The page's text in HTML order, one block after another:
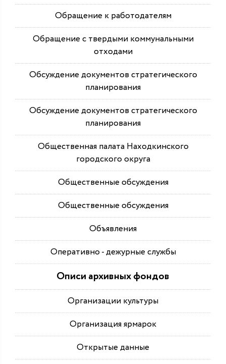
Обращение к работодателям
Обращение с твердыми коммунальными
отходами
Обсуждение документов стратегического
планирования
Обсуждение документов стратегического
планирования
Общественная палата Находкинского
городского округа
Общественные обсуждения
Общественные обсуждения
Объявления
Оперативно - дежурные службы
Описи архивных фондов
Организации культуры
Организация ярмарок
Открытые данные